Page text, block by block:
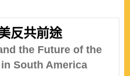
反共前途
the Future of the
South America